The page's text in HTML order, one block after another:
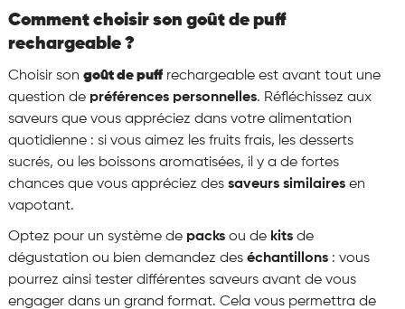
Comment choisir son goût de puff
rechargeable ?
Choisir son goûtde puffrechargeable est avant tout une
question de préférences personnelles. Réfléchissez aux
saveurs que vous appréciez dans votre alimentation
quotidienne : si vous aimez les fruits frais, les desserts
sucrés, ou les boissons aromatisées, il y a de fortes
chances que vous appréciez des saveurs similairesen
vapotant.
Optez pour un système de packs ou de kits de
dégustation ou bien demandez des échantillons : vous
pourrez ainsi tester différentes saveurs avant de vous
engager dans un grand format. Cela vous permettra de